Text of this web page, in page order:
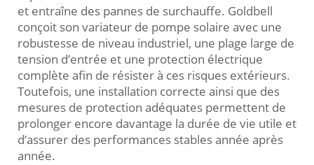
et entraîne des pannes de surchauffe. Goldbell
conçoit son variateur de pompe solaire avec une
robustesse de niveau industriel, une plage large de
tension d’entrée et une protection électrique
complète afin de résister à ces risques extérieurs.
Toutefois, une installation correcte ainsi que des
mesures de protection adéquates permettent de
prolonger encore davantage la durée de vie utile et
d’assurer des performances stables année après
année.